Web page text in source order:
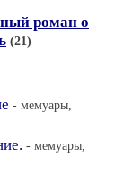
роман о
(21)
- мемуары,
- мемуары,